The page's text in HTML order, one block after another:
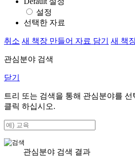
설정
선택한 자료
취소 새 책장 만들어 자료 담기 새 책
관심분야 검색
닫기
트리 또는 검색을 통해 관심분야를 선
클릭 하십시오.
관심분야 검색 결과